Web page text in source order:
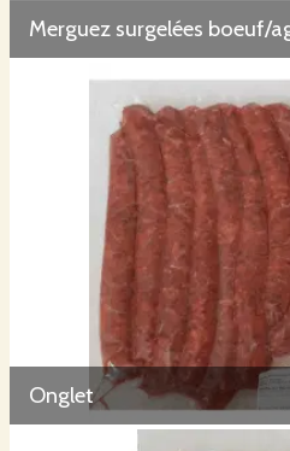
Merguez surgelées boeuf/
Onglet